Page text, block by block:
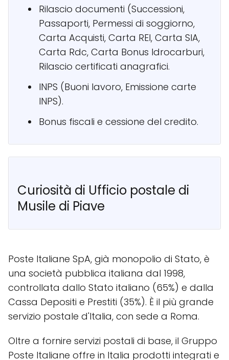
Rilascio documenti (Successioni,
Passaporti, Permessi di soggiorno,
Carta Acquisti, Carta REI, Carta SIA,
Carta Rdc, Carta Bonus Idrocarburi,
Rilascio certificati anagrafici.
INPS (Buoni lavoro, Emissione carte
INPS).
Bonus fiscali e cessione del credito.
Curiosità di Ufficio postale di
Musile di Piave
Poste Italiane SpA, già monopolio di Stato, è
una società pubblica italiana dal 1998,
controllata dallo Stato italiano (65%) e dalla
Cassa Depositi e Prestiti (35%). È il più grande
servizio postale d'Italia, con sede a Roma.
Oltre a fornire servizi postali di base, il Gruppo
Poste Italiane offre in Italia prodotti integrati e